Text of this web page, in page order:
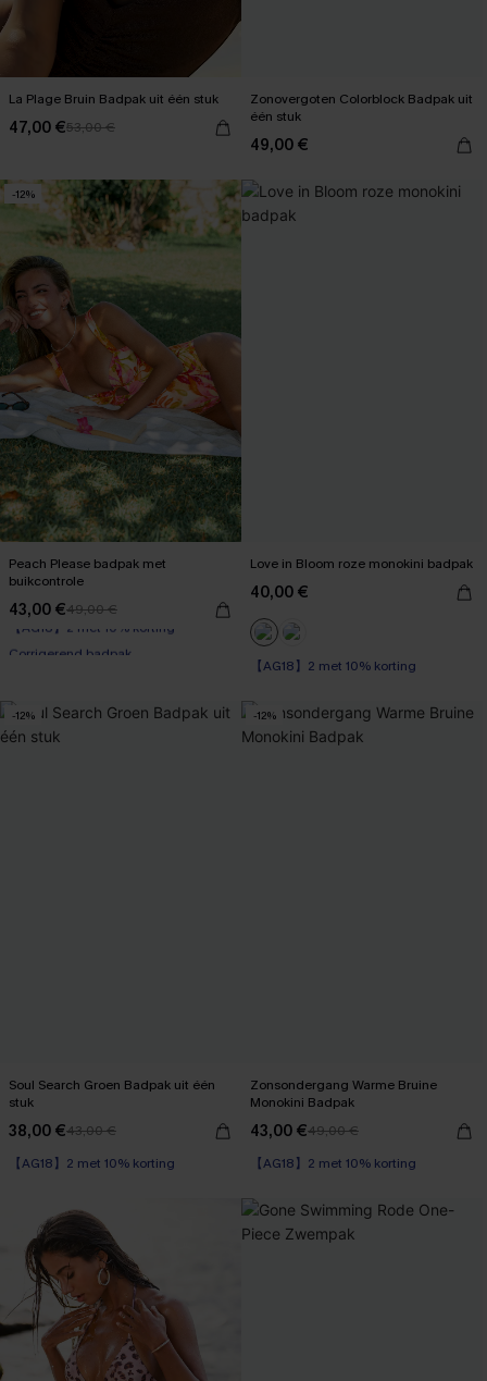
La Plage Bruin Badpak uit één stuk
47,00 €53,00 €
Zonovergoten Colorblock Badpak uit
één stuk
49,00 €
-12%
Peach Please badpak met
buikcontrole
43,00 €49,00 €
【AG18】2 met 10% korting
Love in Bloom roze monokini badpak
40,00 €
【AG18】2 met 10% korting
-12%
Soul Search Groen Badpak uit één
stuk
38,00 €43,00 €
【AG18】2 met 10% korting
-12%
Zonsondergang Warme Bruine
Monokini Badpak
43,00 €49,00 €
【AG18】2 met 10% korting